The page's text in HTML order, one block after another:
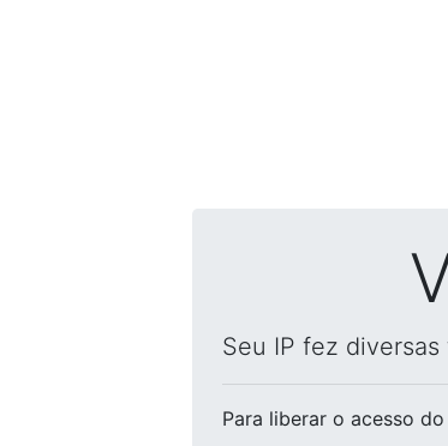
Seu IP fez
Para liberar o acesso do